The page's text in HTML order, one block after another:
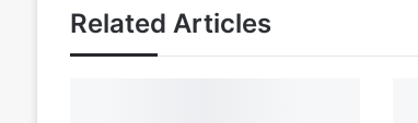
Related Articles